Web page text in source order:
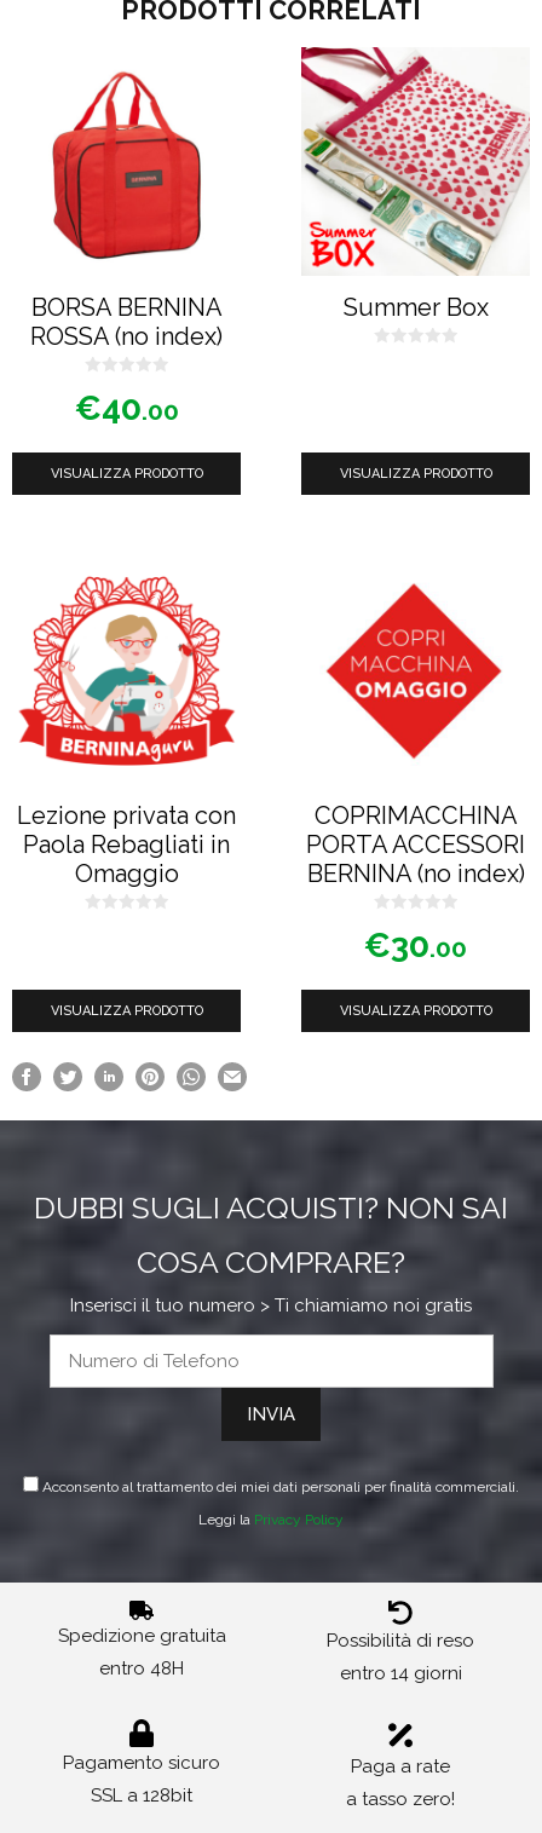
PRODOTTI CORRELATI
BORSA BERNINA
ROSSA (no index)
s
u
€40.00
VISUALIZZA PRODOTTO
Summer Box
VISUALIZZA PRODOTTO
Lezione privata con
Paola Rebagliati in
Omaggio
VISUALIZZA PRODOTTO
COPRIMACCHINA
PORTA ACCESSORI
BERNINA (no index)
s
u
€30.00
VISUALIZZA PRODOTTO
DUBBI SUGLI ACQUISTI? NON SAI
COSA COMPRARE?
Inserisci il tuo numero > Ti chiamiamo noi gratis
Acconsento al trattamento dei miei dati personali per finalità commerciali.
Leggi la Privacy Policy
Spedizione gratuita
entro 48H
Possibilità di reso
entro 14 giorni
Pagamento sicuro
SSL a 128bit
Paga a rate
a tasso zero!